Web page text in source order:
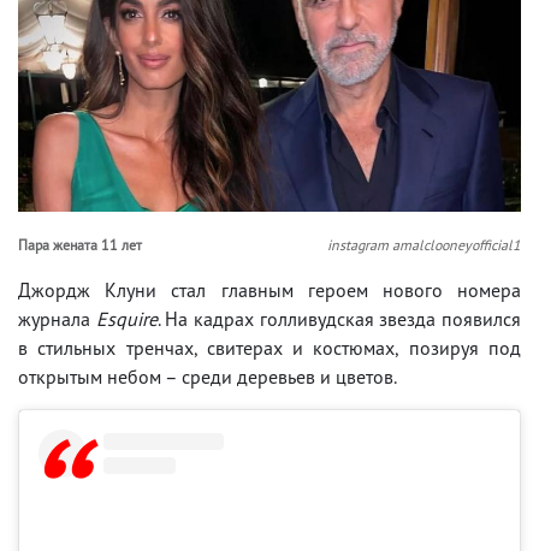
Пара жената 11 лет instagram amalclooneyofficial1
Джордж Клуни стал главным героем нового номера
журнала Esquire. На кадрах голливудская звезда появился
в стильных тренчах, свитерах и костюмах, позируя под
открытым небом – среди деревьев и цветов.